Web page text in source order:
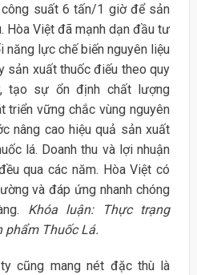
suất 6 tấn/1 giờ để sản
Hòa Việt đã mạnh dạn đầu tư
năng lực chế biến nguyên liệu
sản xuất thuốc điếu theo quy
tạo sự ổn định chất lượng
triển vững chắc vùng nguyên
nâng cao hiệu quả sản xuất
lá. Doanh thu và lợi nhuận
qua các năm. Hòa Việt có
và đáp ứng nhanh chóng
Khóa luận: Thực trạng
phẩm Thuốc Lá.
cũng mang nét đặc thù là